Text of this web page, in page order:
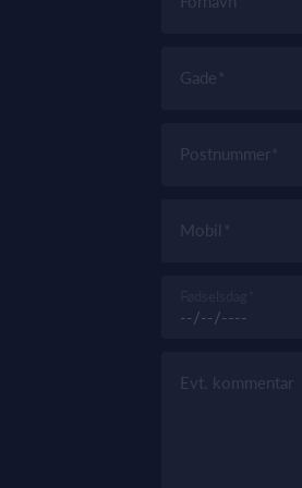
Gade
Postnummer
Mobil
Evt. kommentar